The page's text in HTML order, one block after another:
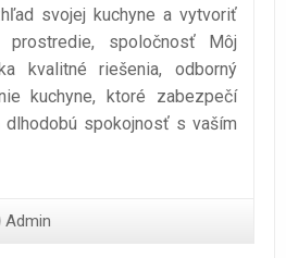
svojej kuchyne a vytvoriť
spoločnosť Môj
kvalitné riešenia, odborný
kuchyne, ktoré zabezpečí
spokojnosť s vaším
Admin